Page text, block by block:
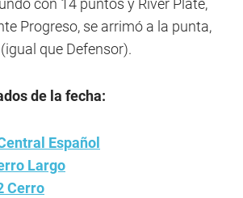
con 14 puntos y River Plate,
Progreso, se arrimó a la punta,
que Defensor).
de la fecha:
Español
Largo
Cerro